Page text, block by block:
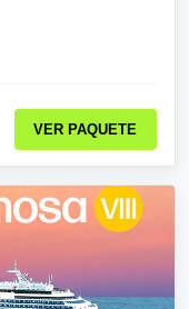
VER PAQUETE